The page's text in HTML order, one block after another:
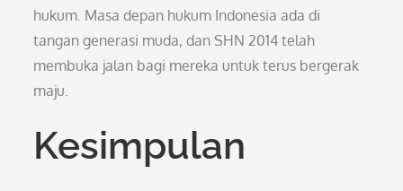
hukum. Masa depan hukum Indonesia ada di
tangan generasi muda, dan SHN 2014 telah
membuka jalan bagi mereka untuk terus bergerak
maju.
Kesimpulan